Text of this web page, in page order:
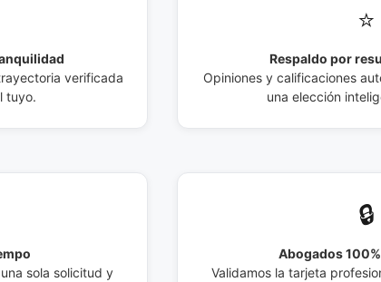
verificada
tuyo.
⭐
Respaldo por
Opiniones y calificaciones
una elección
sola solicitud y
🔒
Abogados
Validamos la tarjeta